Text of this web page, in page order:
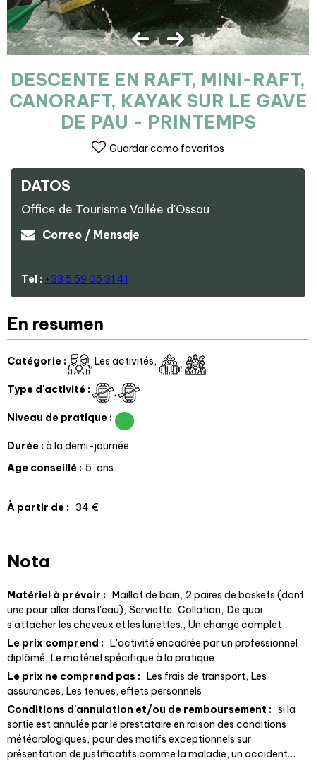
DESCENTE EN RAFT, MINI-RAFT,
CANORAFT, KAYAK SUR LE GAVE
DE PAU - PRINTEMPS
Guardar como favoritos
DATOS
Office de Tourisme Vallée d'Ossau
Correo / Mensaje
Tel : +33 5 59 05 31 41
En resumen
Catégorie : Les activités
Type d'activité :
Niveau de pratique :
Durée :à la demi-journée
Age conseillé : 5 ans
À partir de : 34 €
Nota
Matériel à prévoir : Maillot de bain 2 paires de baskets (dont
une pour aller dans l'eau) Serviette Collation De quoi
s’attacher les cheveux et les lunettes. Un change complet
Le prix comprend : L'activité encadrée par un professionnel
diplômé Le matériel spécifique à la pratique
Le prix ne comprend pas : Les frais de transport Les
assurances Les tenues, effets personnels
Conditions d'annulation et/ou de remboursement : si la
sortie est annulée par le prestataire en raison des conditions
météorologiques pour des motifs exceptionnels sur
présentation de justificatifs comme la maladie, un accident…